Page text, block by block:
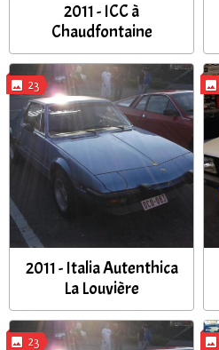
2011 - ICC à
Chaudfontaine
23
2011 - Italia Autenthica
La Louvière
23